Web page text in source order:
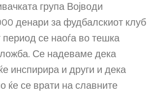
група Војводи
денари за фудбалскиот клуб
период се наоѓа во тешка
Се надеваме дека
инспирира и други и дека
ќе се врати на славните